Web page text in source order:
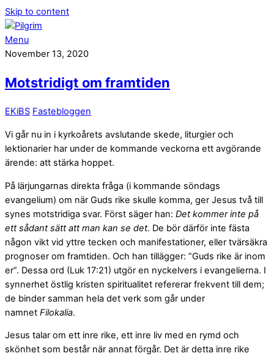
Skip to content
Menu
November 13, 2020
Motstridigt om framtiden
EKiBS Fastebloggen
Vi går nu in i kyrkoårets avslutande skede, liturgier och
lektionarier har under de kommande veckorna ett avgörande
ärende: att stärka hoppet.
På lärjungarnas direkta fråga (i kommande söndags
evangelium) om när Guds rike skulle komma, ger Jesus två till
synes motstridiga svar. Först säger han: Det kommer inte på
ett sådant sätt att man kan se det. De bör därför inte fästa
någon vikt vid yttre tecken och manifestationer, eller tvärsäkra
prognoser om framtiden. Och han tillägger: ”Guds rike är inom
er”. Dessa ord (Luk 17:21) utgör en nyckelvers i evangelierna. I
synnerhet östlig kristen spiritualitet refererar frekvent till dem;
de binder samman hela det verk som går under
namnet Filokalia.
Jesus talar om ett inre rike, ett inre liv med en rymd och
skönhet som består när annat förgår. Det är detta inre rike